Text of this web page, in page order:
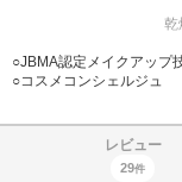
乾
○JBMA認定メイクアップ
○コスメコンシェルジュ
レビュー
29件